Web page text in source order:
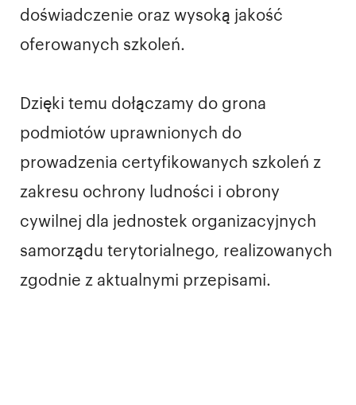
doświadczenie oraz wysoką jakość
oferowanych szkoleń.
Dzięki temu dołączamy do grona
podmiotów uprawnionych do
prowadzenia certyfikowanych szkoleń z
zakresu ochrony ludności i obrony
cywilnej dla jednostek organizacyjnych
samorządu terytorialnego, realizowanych
zgodnie z aktualnymi przepisami.